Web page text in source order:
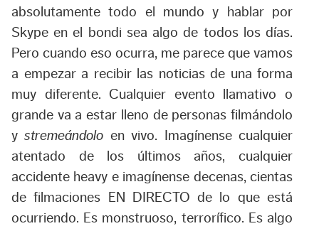
absolutamente todo el mundo y hablar por
Skype en el bondi sea algo de todos los días.
Pero cuando eso ocurra, me parece que vamos
a empezar a recibir las noticias de una forma
muy diferente. Cualquier evento llamativo o
grande va a estar lleno de personas filmándolo
ystremeándolo en vivo. Imagínense cualquier
atentado de los últimos años, cualquier
accidente heavy e imagínense decenas, cientas
de filmaciones EN DIRECTO de lo que está
ocurriendo. Es monstruoso, terrorífico. Es algo